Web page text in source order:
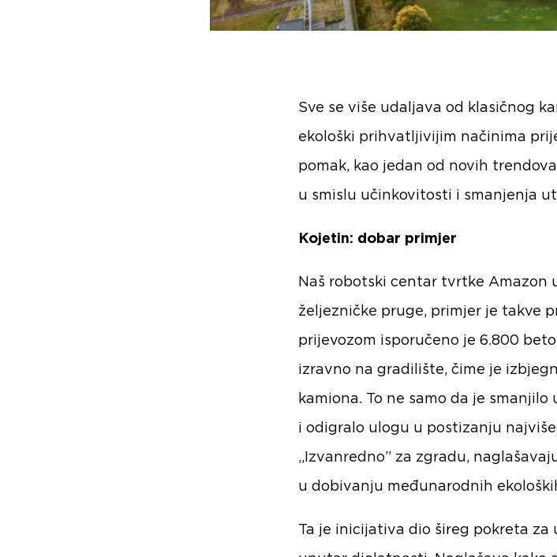
Sve se više udaljava od klasičnog
ekološki prihvatljivijim načinima
pomak, kao jedan od novih
u smislu učinkovitosti i smanjenja
Kojetin: dobar primjer
Naš robotski centar tvrtke Amazon
željezničke pruge, primjer je takve
prijevozom isporučeno je 6.800
izravno na gradilište, čime je
kamiona. To ne samo da je smanjilo
i odigralo ulogu u postizanju
„Izvanredno” za zgradu,
u dobivanju međunarodnih
Ta je inicijativa dio šireg pokreta za